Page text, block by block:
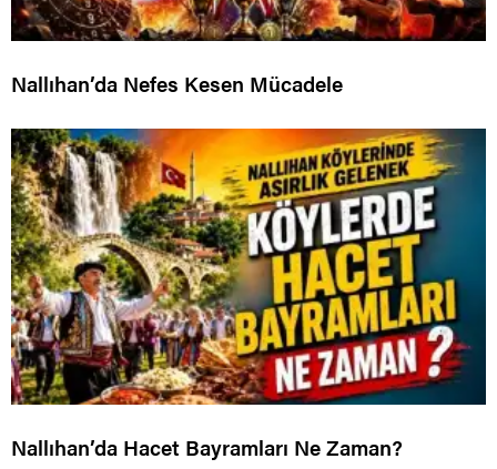
Nallıhan’da Nefes Kesen Mücadele
Nallıhan’da Hacet Bayramları Ne Zaman?